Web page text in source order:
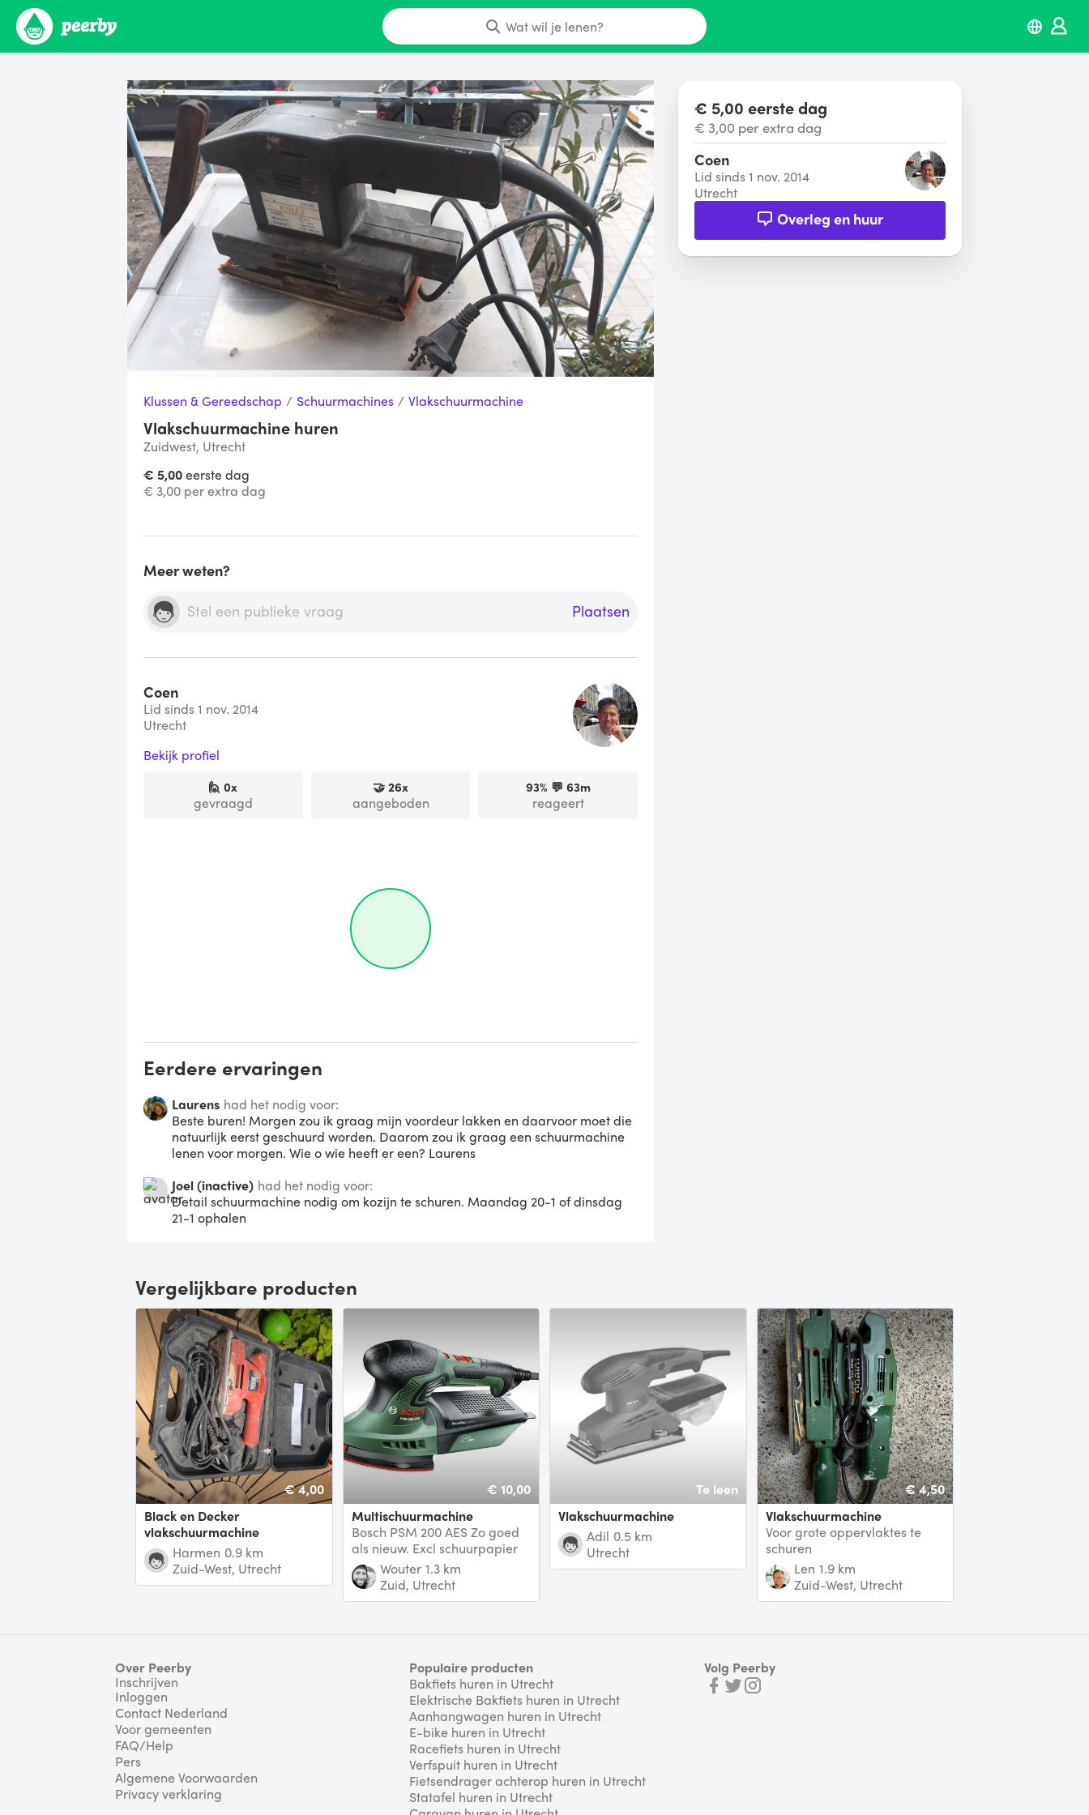
Wat wil je lenen?
Klussen & Gereedschap / Schuurmachines / Vlakschuurmachine
Vlakschuurmachine huren
Zuidwest, Utrecht
€ 5,00eerste dag
€ 3,00 per extra dag
Meer weten?
Plaatsen
Coen
Lid sinds 1 nov. 2014
Utrecht
Bekijk profiel
🙋0x
gevraagd
🤝26x
aangeboden
93% 💬 63m
reageert
Eerdere ervaringen
Laurens had het nodig voor:
Beste buren! Morgen zou ik graag mijn voordeur lakken en daarvoor moet die
natuurlijk eerst geschuurd worden. Daarom zou ik graag een schuurmachine
lenen voor morgen. Wie o wie heeft er een? Laurens
Joel (inactive) had het nodig voor:
Detail schuurmachine nodig om kozijn te schuren. Maandag 20-1 of dinsdag
21-1 ophalen
Vergelijkbare producten
€ 4,00
Black en Decker
vlakschuurmachine
harmen 0.9 km
Zuid-West, Utrecht
€ 10,00
Multischuurmachine
Bosch PSM 200 AES Zo goed
als nieuw. Excl schuurpapier
Wouter 1.3 km
Zuid, Utrecht
Te leen
Vlakschuurmachine
Adil 0.5 km
Utrecht
€ 4,50
Vlakschuurmachine
Voor grote oppervlaktes te
schuren
Len 1.9 km
Zuid-West, Utrecht
Over Peerby
Inschrijven
Inloggen
Contact Nederland
Voor gemeenten
FAQ/Help
Pers
Algemene Voorwaarden
Privacy verklaring
Populaire producten
Bakfiets huren in Utrecht
Elektrische Bakfiets huren in Utrecht
Aanhangwagen huren in Utrecht
E-bike huren in Utrecht
Racefiets huren in Utrecht
Verfspuit huren in Utrecht
Fietsendrager achterop huren in Utrecht
Statafel huren in Utrecht
Volg Peerby
€ 5,00 eerste dag
€ 3,00 per extra dag
Coen
Lid sinds 1 nov. 2014
Utrecht
Overleg en huur